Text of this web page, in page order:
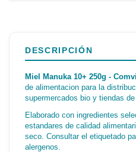
DESCRIPCIÓN
Miel Manuka 10+ 250g -
de alimentacion para la
supermercados bio y tiendas
Elaborado con ingredientes
estandares de calidad
seco. Consultar el etiquetado
alergenos.